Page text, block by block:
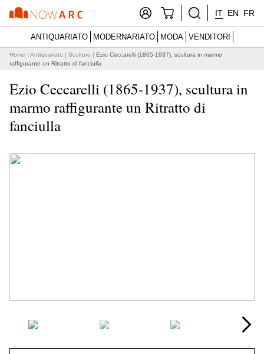
IT EN FR
ANTIQUARIATO MODERNARIATO MODA VENDITORI
Home | Antiquariato | Sculture | Ezio Ceccarelli (1865-1937), scultura in marmo
raffigurante un Ritratto di fanciulla
Ezio Ceccarelli (1865-1937), scultura in
marmo raffigurante un Ritratto di
fanciulla